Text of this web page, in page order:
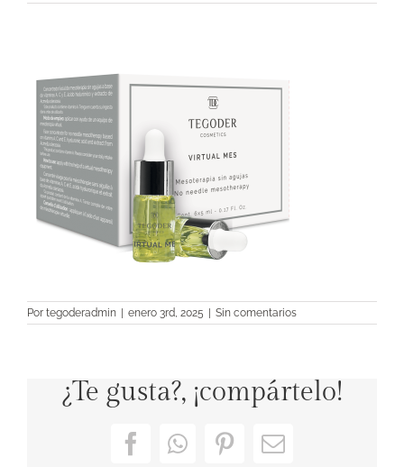
Por tegoderadmin enero 3rd, 2025 Sin comentarios
¿Te gusta?, ¡compártelo!
FacebookWhatsApp
PinterestCorreo